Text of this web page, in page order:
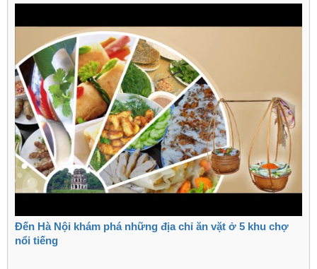
Đến Hà Nội khám phá những địa chỉ ăn vặt ở 5 khu chợ
nổi tiếng